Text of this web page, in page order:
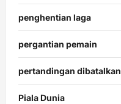
penghentian laga
pergantian pemain
pertandingan dibatalkan
Piala Dunia